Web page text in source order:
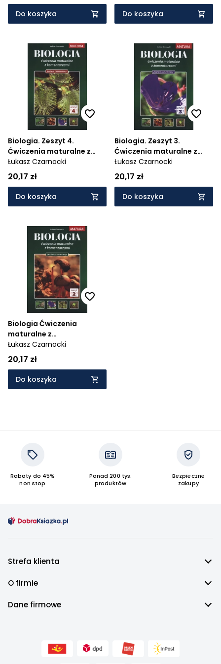
Do koszyka Do koszyka
Biologia. Zeszyt 4.
Ćwiczenia maturalne z
komentarzami. Poziom
rozszerzony
Łukasz Czarnocki
20,17 zł
Do koszyka
Biologia. Zeszyt 3.
Ćwiczenia maturalne z
komentarzami. Poziom
rozszerzony
Łukasz Czarnocki
20,17 zł
Do koszyka
Biologia Ćwiczenia
maturalne z
komentarzami Poziom
rozszerzony Zeszyt 2
Łukasz Czarnocki
20,17 zł
Do koszyka
Rabaty do 45%
non stop
Ponad 200 tys.
produktów
Bezpieczne
zakupy
Strefa klienta
O firmie
Dane firmowe